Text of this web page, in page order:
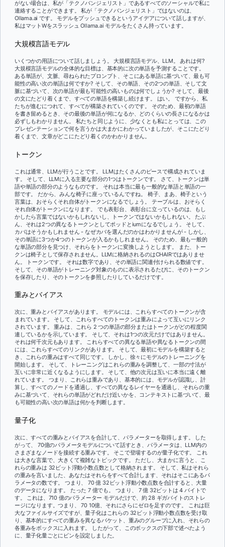
がない場合は、私が「テクノバンジェリスト」であるすべてのソーシャルで私に
連絡することができます。 私が「テクノバンジェリスト」ではないのは、
Ollama.ai です。 モデルをプッシュできるというアイデアについて話しますが、
私はマットWをスラッシュ Ollama.ai モデルをたくさん持っています。
大規模言語モデル
いくつかの用語について話しましょう。 大規模言語モデル、LLM。 あれは何?
大規模言語モデルの全体的な目標は、基本的に次の単語を予測することです。
ある単語が、文脈、尋ねられたプロンプト、そこにある単語に基づいて、最も可
能性の高い次の単語は何ですか? そして、その単語、その2つの単語、そして文
脈に基づいて、次の単語が最も可能性の高いものは何でしょうか? そして、最後
の文にたどり着くまで、すべての単語を構築し続けます。 はい。 ですから、私
たちが進むにつれて、すべてが構築されていくのです。 そのため、最初の単語
を書き留めるとき、その最後の単語が何になるか、どのくらいの長さになるかは
必ずしもわかりません。 私たちと同じように、少なくとも私にとっては、この
プレゼンテーションで何を言うかは大まかにわかっていましたが、そこにたどり
着くまで、文章がどこにたどり着くのかわかりません。
トークン
これは通常、LLMが行うことです。 LLMはたくさんのピースで構成されていま
す。 そして、LLMに入る主要な部分の1つはトークンです。 さて、トークンは単
語や単語の部分のようなものです。 それは本当に最も一般的な単語と単語の一
部です。 だから、みんな椅子に座っているんですね。 椅子、まあ、椅子という
言葉は、おそらくそれ自体がトークンになるでしょう。 テーブルは、おそらく
それ自体がトークンになります。 でも表彰台、表彰台に立っているのは、もし
かしたら言葉ではないかもしれないし、トークンではないかもしれない。 たぶ
ん、それは2つの異なるトークンとしてポッドとiumになるでしょう。 そして、
カバはそうかもしれません - なぜカバを選んだのかはわかりませんが - しかし、
その単語に3つか4つのトークンが入るかもしれません。 そのため、最も一般的
な単語の部分を見つけ、それらをトークンに変換しようとします。 また、トー
クンは椅子として保存されません。LLMに格納されるのはCHAIRではありませ
ん。 トークンです。 それは数字であり、その単語に関連付けられる数値です。
そして、その単語がトレーニング対象のものに表示されるたびに、そのトークン
を保存したり、そのトークンを参照したりしているだけです。
重みとバイアス
次に、重みとバイアスがあります。 モデルには、これらすべてのトークンが含
まれています。 そして、これらすべてのトークンは重みによって互いにリンク
されています。 重みは、これら 2 つの単語の部分またはトークンがどの程度関
連しているかを示しています。 そして、それは1つの次元だけではありません。
それは何千次元もあります。 これらすべての異なる単語や異なるトークンの間
には、これらすべてのリンクがあります。 そして、最初にモデルを構築すると
き、これらの重みはすべて同じです。 しかし、徐々にモデルのトレーニングを
開始します。 そして、トレーニングはこれらの重みを調整して、一部の寸法が
互いに非常に近くなるようにします。 そして、他の次元は互いに本当に遠く離
れています。 つまり、これらは重みであり、基本的には、モデルが認識し、計
算し、すべてのノードを通過し、すべての異なるレイヤーを通過し、それらの重
みに基づいて、それらの単語がどれだけ近いかを、コンテキストに基づいて、最
も可能性の高い次の単語は何かを判断します。
量子化
次に、すべての重みとバイアスを合計して、パラメーターを取得します。 した
がって、 70億のパラメータモデルについて話すとき、パラメータは、LLM内の
さまざまなノードを接続する重みです。 そこで登場するのが量子化です。 これ
は大きな言葉で、大きくて複雑なトピックです。 ただし、大まかに言うと、こ
れらの重みは 32ビット浮動小数点数として格納されます。 そして、私はそれら
の重みを言いました、あなたはそれらをすべて合計します、それはそこにあるパ
ラメータの数です。 つまり、 70 億 32ビット浮動小数点数を合計すると、大量
のデータになります。 たった 7 億でも。 つまり、 7 億 32ビットは 4 バイトで
す。 これは、710 億のパラメーター モデルだけで、約 28 ギガバイトのストレ
ージになります。つまり、 70 10億、それにさらにゼロを足すのです。 これは巨
大なファイルサイズですが、量子化はこれらの 32ビット浮動小数点数を受け取
り、基本的にすべての重みを異なるバケット、重みのグループに入れ、それらの
各重みをボックスに入れます。 したがって、このボックスの下部で述べたよう
に、量子化量ごとにビンを設定しました。